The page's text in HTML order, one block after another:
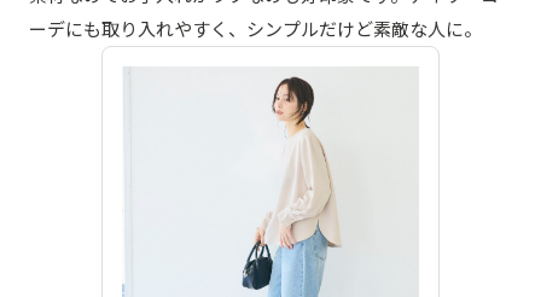
ーデにも取り入れやすく、シンプルだけど素敵な人に。